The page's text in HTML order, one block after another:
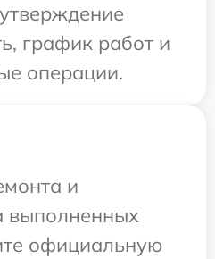
график работ и
операции.
и
выполненных
официальную